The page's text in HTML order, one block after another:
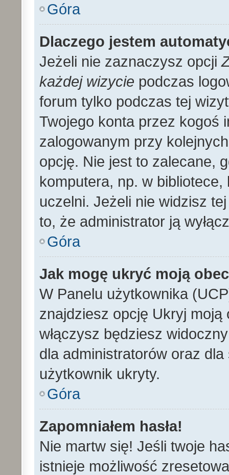
Góra
Dlaczego jestem
Jeżeli nie zaznaczysz opcji
każdej wizycie podczas
forum tylko podczas tej
Twojego konta przez kogoś
zalogowanym przy
opcję. Nie jest to zalecane,
komputera, np. w
uczelni. Jeżeli nie widzisz
to, że administrator ją
Góra
Jak mogę ukryć moją
W Panelu użytkownika
znajdziesz opcję Ukryj
włączysz będziesz
dla administratorów oraz
użytkownik ukryty.
Góra
Zapomniałem hasła!
Nie martw się! Jeśli twoje
istnieje możliwość